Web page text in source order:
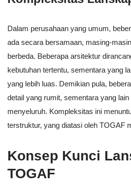
Dalam perusahaan yang umum,
ada secara bersamaan, masing-
berbeda. Beberapa arsitektur
kebutuhan tertentu, sementara yang
yang lebih luas. Demikian pula,
detail yang rumit, sementara yang
menyeluruh. Kompleksitas ini
terstruktur, yang diatasi oleh TOGAF
Konsep Kunci
TOGAF